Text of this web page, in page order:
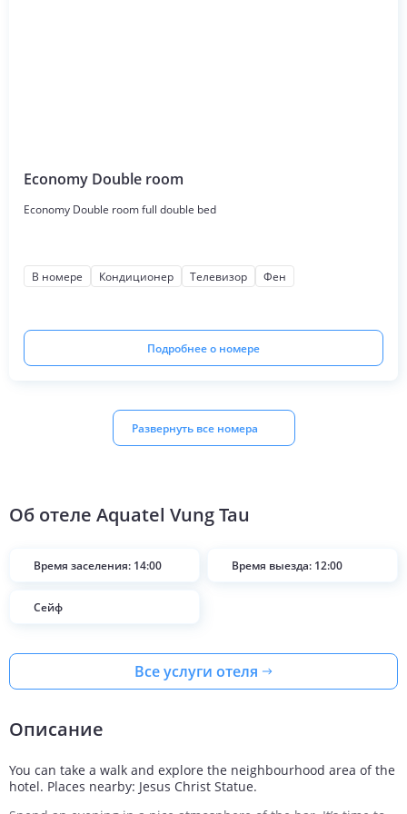
Economy Double room
Economy Double room full double bed
В номере Кондиционер Телевизор Фен
Подробнее о номере
Развернуть все номера
Об отеле Aquatel Vung Tau
Время заселения: 14:00 Время выезда: 12:00
Сейф
Все услуги отеля
Описание
You can take a walk and explore the neighbourhood area of the
hotel. Places nearby: Jesus Christ Statue.